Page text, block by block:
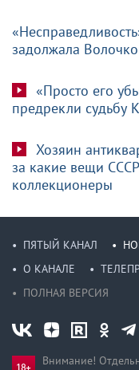
задолжала
«Просто его
предрекли судьбу
Хозяин
за какие вещи
коллекционеры
ПЯТЫЙ КАНАЛ
О КАНАЛЕ
ПОЛНАЯ ВЕРСИЯ
Внимание!